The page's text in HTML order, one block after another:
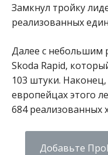
Замкнул тройку
реализованных
Далее с небольшим
Skoda Rapid,
103 штуки.
европейцах этого
684 реализованных
Добавьте